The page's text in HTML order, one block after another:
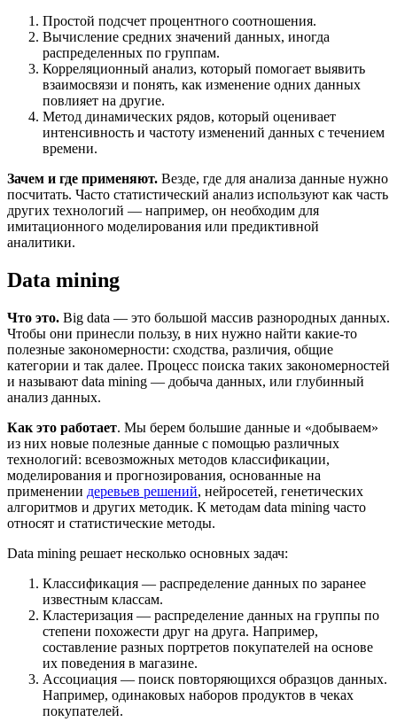
Простой подсчет процентного соотношения.
Вычисление средних значений данных, иногда
распределенных по группам.
Корреляционный анализ, который помогает выявить
взаимосвязи и понять, как изменение одних данных
повлияет на другие.
Метод динамических рядов, который оценивает
интенсивность и частоту изменений данных с течением
времени.
Зачем и где применяют. Везде, где для анализа данные нужно
посчитать. Часто статистический анализ используют как часть
других технологий — например, он необходим для
имитационного моделирования или предиктивной
аналитики.
Data mining
Что это. Big data — это большой массив разнородных данных.
Чтобы они принесли пользу, в них нужно найти какие-то
полезные закономерности: сходства, различия, общие
категории и так далее. Процесс поиска таких закономерностей
и называют data mining — добыча данных, или глубинный
анализ данных.
Как это работает. Мы берем большие данные и «добываем»
из них новые полезные данные с помощью различных
технологий: всевозможных методов классификации,
моделирования и прогнозирования, основанные на
применении деревьев решений, нейросетей, генетических
алгоритмов и других методик. К методам data mining часто
относят и статистические методы.
Data mining решает несколько основных задач:
Классификация — распределение данных по заранее
известным классам.
Кластеризация — распределение данных на группы по
степени похожести друг на друга. Например,
составление разных портретов покупателей на основе
их поведения в магазине.
Ассоциация — поиск повторяющихся образцов данных.
Например, одинаковых наборов продуктов в чеках
покупателей.